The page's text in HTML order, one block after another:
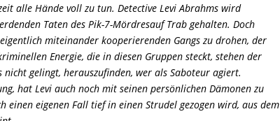
alle Hände voll zu tun. Detective Levi Abrahms wird
Taten des Pik-7-Mördresauf Trab gehalten. Doch
miteinander kooperierenden Gangs zu drohen, der
Energie, die in diesen Gruppen steckt, stehen der
nicht gelingt, herauszufinden, wer als Saboteur agiert.
hat Levi auch noch mit seinen persönlichen Dämonen zu
einen eigenen Fall tief in einen Strudel gezogen wird, aus dem